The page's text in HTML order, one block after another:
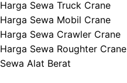
Harga Sewa Truck Crane
Harga Sewa Mobil Crane
Harga Sewa Crawler Crane
Harga Sewa Roughter Crane
Sewa Alat Berat